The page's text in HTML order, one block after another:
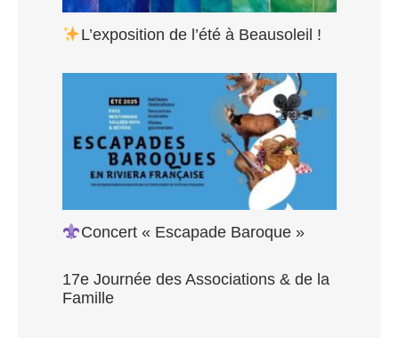
L’exposition de l’été à Beausoleil !
Concert « Escapade Baroque »
17e Journée des Associations & de la
Famille